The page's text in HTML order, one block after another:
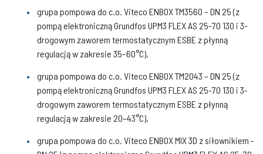
grupa pompowa do c.o. Viteco ENBOX TM3560 – DN 25 (z
pompą elektroniczną Grundfos UPM3 FLEX AS 25-70 130 i 3-
drogowym zaworem termostatycznym ESBE z płynną
regulacją w zakresie 35–60°C),
grupa pompowa do c.o. Viteco ENBOX TM2043 – DN 25 (z
pompą elektroniczną Grundfos UPM3 FLEX AS 25-70 130 i 3-
drogowym zaworem termostatycznym ESBE z płynną
regulacją w zakresie 20–43°C),
grupa pompowa do c.o. Viteco ENBOX MIX 3D z siłownikiem -